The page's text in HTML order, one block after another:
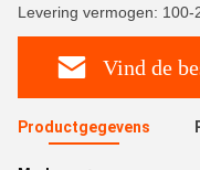
Levering vermogen:
Vind de
Productgegevens